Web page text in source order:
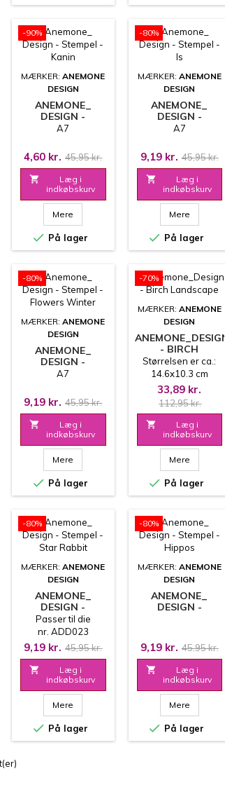
-90%
MÆRKER:ANEMONE
DESIGN
ANEMONE_
DESIGN -
STEMPEL - KANIN
A7
4,60 kr. 45,95 kr.

Læg i
indkøbskurv
Mere
 På lager
-80%
MÆRKER: ANEMONE
DESIGN
ANEMONE_
DESIGN -
STEMPEL - IS
A7
9,19 kr. 45,95 kr.

Læg i
indkøbskurv
Mere
 På lager
-80%
MÆRKER:ANEMONE
DESIGN
ANEMONE_
DESIGN -
STEMPEL -
WINTER
A7
9,19 kr. 45,95 kr.

Læg i
indkøbskurv
Mere
 På lager
-70%
MÆRKER: ANEMONE
DESIGN
ANEMONE_DESIGN
- BIRCH
LANDSCAPE
Størrelsen er ca.:
14.6x10.3 cm
33,89 kr.
112,95 kr.

Læg i
indkøbskurv
Mere
 På lager
-80%
MÆRKER:ANEMONE
DESIGN
ANEMONE_
DESIGN -
STEMPEL - STAR
RABBIT
Passer til die
nr. ADD023
9,19 kr. 45,95 kr.

Læg i
indkøbskurv
Mere
 På lager
-80%
MÆRKER: ANEMONE
DESIGN
ANEMONE_
DESIGN -
9,19 kr. 45,95 kr.

Læg i
indkøbskurv
Mere
 På lager